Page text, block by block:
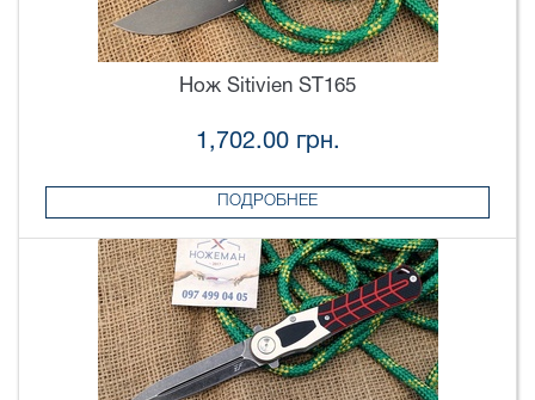
Нож Sitivien ST165
1,702.00 грн.
ПОДРОБНЕЕ